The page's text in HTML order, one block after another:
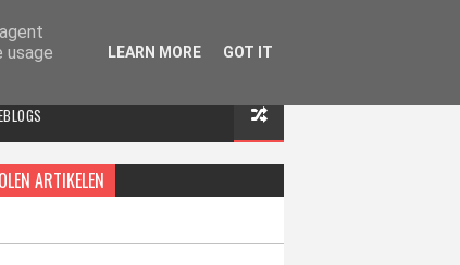
ARTIKELEN
usage
LEARN MORE GOT IT